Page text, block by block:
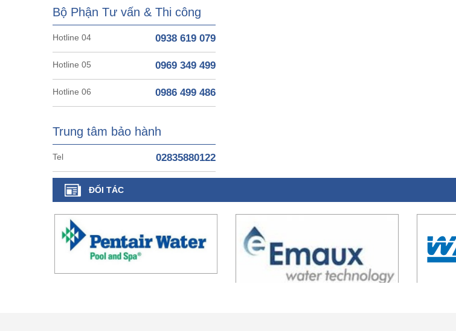
Bộ Phận Tư vấn & Thi công
Hotline 04 0938 619 079
Hotline 05 0969 349 499
Hotline 06 0986 499 486
Trung tâm bảo hành
Tel 02835880122
ĐỐI TÁC